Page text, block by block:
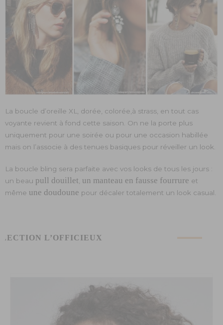
La boucle d’oreille XL, dorée, colorée,à strass, en tout cas
voyante revient à fond cette saison. On ne la porte plus
uniquement pour une soirée ou pour une occasion habillée
mais on l’associe à des tenues basiques pour réveiller un look.
La boucle bling sera parfaite avec vos looks de tous les jours :
un beau pull douillet, un manteau en fausse fourrure et
même une doudoune pour décaler totalement un look casual.
L’OFFICIEUX